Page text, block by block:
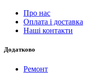
Про нас
Оплата і доставка
Наші контакти
Додатково
Ремонт